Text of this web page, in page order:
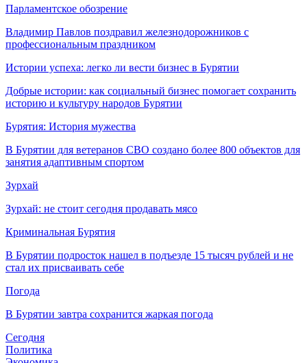
Парламентское обозрение
Владимир Павлов поздравил железнодорожников с
профессиональным праздником
Истории успеха: легко ли вести бизнес в Бурятии
Добрые истории: как социальный бизнес помогает сохранить
историю и культуру народов Бурятии
Бурятия: История мужества
В Бурятии для ветеранов СВО создано более 800 объектов для
занятия адаптивным спортом
Зурхай
Зурхай: не стоит сегодня продавать мясо
Криминальная Бурятия
В Бурятии подросток нашел в подъезде 15 тысяч рублей и не
стал их присваивать себе
Погода
В Бурятии завтра сохранится жаркая погода
Сегодня
Политика